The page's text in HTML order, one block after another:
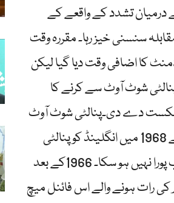
تشدد کے واقعے کے
میں لیا گیا ہے۔یورو کپ 2020 کا فائنل مقابلہ سنسنی خیز رہا۔ مقررہ وقت
میں میچ ایک ایک گول سے برابر رہنے کے بعد فیصلہ کن بنانے کے لیے 30منٹ کا اضافی وقت دیا گیا لیکن
شوٹ آوٹ سے کرنے کا
شکست دے دی۔پنالٹی شوٹ آوٹ
سے انگلینڈ کے خلاف اٹلی کی یہ دوسری کامیابی ہے۔ اس سے قبل اس نے 1968 میں انگلینڈ کو پنالٹی
شوٹ سے ہرایا تھا۔ اس طرح اس مرتبہ بھی انگلینڈ کا چیمپئن بننے کا خواب پورا نہیں ہو سکا۔ 1966کے بعد
کی رات ہونے والے اس فائنل میچ